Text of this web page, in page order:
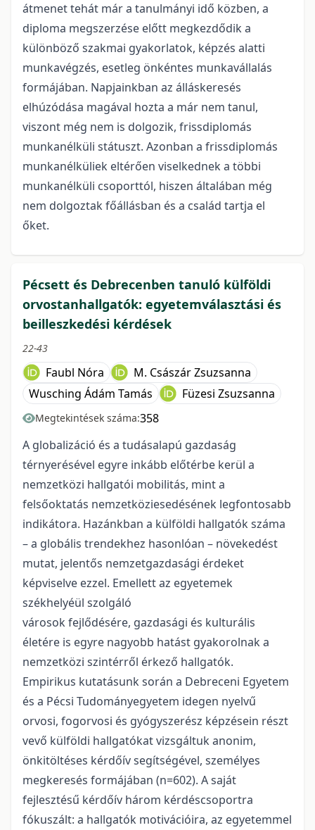
átmenet tehát már a tanulmányi idő közben, a
diploma megszerzése előtt megkezdődik a
különböző szakmai gyakorlatok, képzés alatti
munkavégzés, esetleg önkéntes munkavállalás
formájában. Napjainkban az álláskeresés
elhúzódása magával hozta a már nem tanul,
viszont még nem is dolgozik, frissdiplomás
munkanélküli státuszt. Azonban a frissdiplomás
munkanélküliek eltérően viselkednek a többi
munkanélküli csoporttól, hiszen általában még
nem dolgoztak főállásban és a család tartja el
őket.
Pécsett és Debrecenben tanuló külföldi
orvostanhallgatók: egyetemválasztási és
beilleszkedési kérdések
22-43
Faubl Nóra
M. Császár Zsuzsanna
Wusching Ádám Tamás
Füzesi Zsuzsanna
Megtekintések száma:358
A globalizáció és a tudásalapú gazdaság
térnyerésével egyre inkább előtérbe kerül a
nemzetközi hallgatói mobilitás, mint a
felsőoktatás nemzetköziesedésének legfontosabb
indikátora. Hazánkban a külföldi hallgatók száma
– a globális trendekhez hasonlóan – növekedést
mutat, jelentős nemzetgazdasági érdeket
képviselve ezzel. Emellett az egyetemek
székhelyéül szolgáló
városok fejlődésére, gazdasági és kulturális
életére is egyre nagyobb hatást gyakorolnak a
nemzetközi szintérről érkező hallgatók.
Empirikus kutatásunk során a Debreceni Egyetem
és a Pécsi Tudományegyetem idegen nyelvű
orvosi, fogorvosi és gyógyszerész képzésein részt
vevő külföldi hallgatókat vizsgáltuk anonim,
önkitöltéses kérdőív segítségével, személyes
megkeresés formájában (n=602). A saját
fejlesztésű kérdőív három kérdéscsoportra
fókuszált: a hallgatók motivációira, az egyetemmel